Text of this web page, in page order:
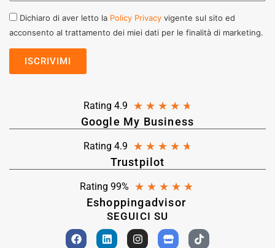
Dichiaro di aver letto la Policy Privacy vigente sul sito ed
acconsento al trattamento dei miei dati per le finalità di marketing.
Rating 4.9 ★ ★ ★ ★ ★
Google My Business
Rating 4.9 ★ ★ ★ ★ ★
Trustpilot
Rating 99% ★ ★ ★ ★ ★
Eshoppingadvisor
SEGUICI SU